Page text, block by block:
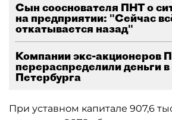
Сын сооснователя ПНТ о
на предприятии: "Сейчас
откатывается назад"
Компании экс-акционеров
перераспределили деньги в
Петербурга
При уставном капитале 907,6